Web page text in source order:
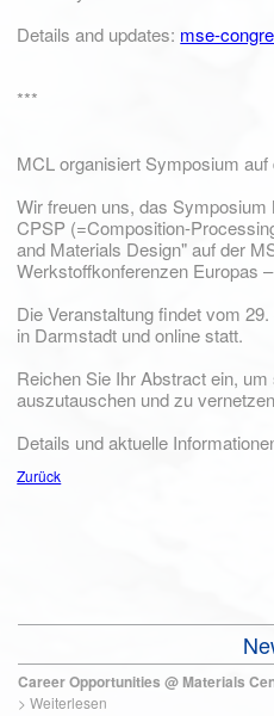
Details and updates: mse-
***
MCL organisiert Symposium
Wir freuen uns, das
CPSP (=Composition-
and Materials Design" auf der
Werkstoffkonferenzen Europas
Die Veranstaltung findet vom
in Darmstadt und online statt.
Reichen Sie Ihr Abstract ein,
auszutauschen und zu
Details und aktuelle
Zurück
Career Opportunities @ Materials
> Weiterlesen